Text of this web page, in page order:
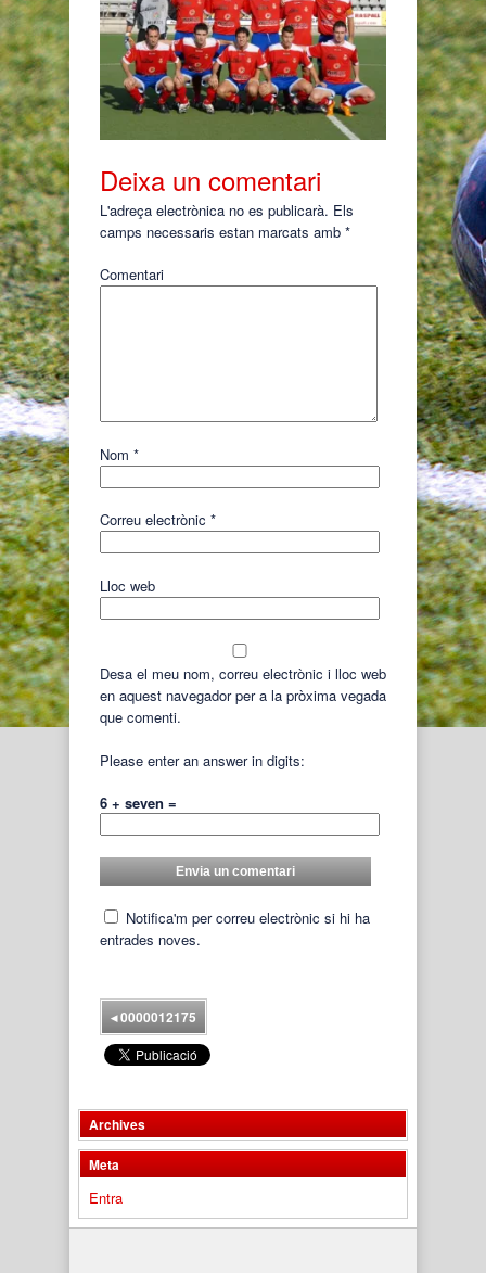
Deixa un comentari
L'adreça electrònica no es publicarà. Els
camps necessaris estan marcats amb *
Comentari
Nom *
Correu electrònic *
Lloc web
Desa el meu nom, correu electrònic i lloc web
en aquest navegador per a la pròxima vegada
que comenti.
Please enter an answer in digits:
6 + seven =
Notifica'm per correu electrònic si hi ha
entrades noves.
◂0000012175
Archives
Meta
Entra